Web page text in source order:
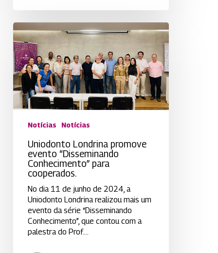
Uniodonto
Londrina
promove
evento
“Disseminando
Conhecimento”
para
cooperados.
Notícias Notícias
Uniodonto Londrina promove
evento “Disseminando
Conhecimento” para
cooperados.
No dia 11 de junho de 2024, a
Uniodonto Londrina realizou mais um
evento da série “Disseminando
Conhecimento”, que contou com a
palestra do Prof.…